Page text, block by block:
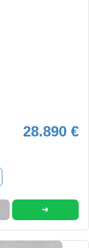
28.890 €
➜